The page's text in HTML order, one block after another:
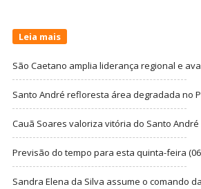
Leia mais
São Caetano amplia liderança regional e
Santo André refloresta área degradada no
Cauã Soares valoriza vitória do Santo
Previsão do tempo para esta quinta-feira
Sandra Elena da Silva assume o comando